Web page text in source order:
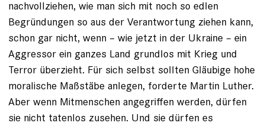
nachvollziehen, wie man sich mit noch so edlen
Begründungen so aus der Verantwortung ­ziehen kann,
schon gar nicht, wenn – wie jetzt in der Ukraine – ein
Aggressor ein ganzes Land grundlos mit Krieg und
Terror überzieht. Für sich selbst sollten Gläubige hohe
moralische Maßstäbe anlegen, forderte Martin Luther.
Aber wenn Mitmenschen angegriffen werden, dürfen
sie nicht tatenlos zusehen. Und sie dürfen es